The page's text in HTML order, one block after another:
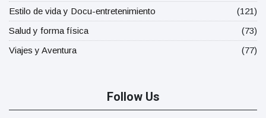
Estilo de vida y Docu-entretenimiento
(121)
Salud y forma física
(73)
Viajes y Aventura
(77)
Follow Us